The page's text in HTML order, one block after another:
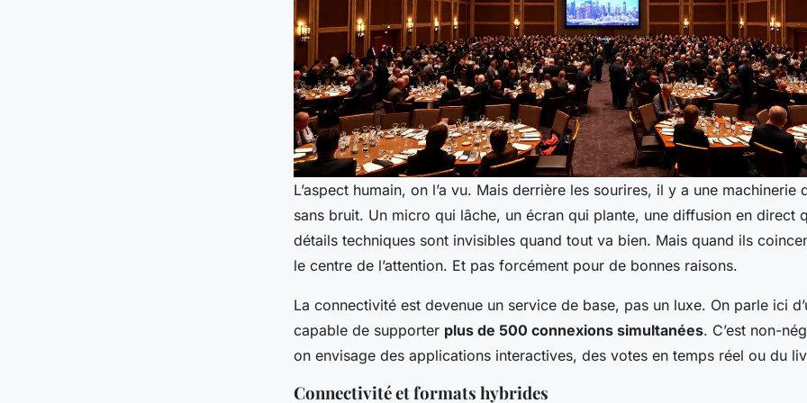
L’aspect humain, on l’a vu. Mais derrière les sourires, il y a une machinerie
sans bruit. Un micro qui lâche, un écran qui plante, une diffusion en direct
détails techniques sont invisibles quand tout va bien. Mais quand ils
le centre de l’attention. Et pas forcément pour de bonnes raisons.
La connectivité est devenue un service de base, pas un luxe. On parle ici
capable de supporter plus de 500 connexions simultanées. C’est non-
on envisage des applications interactives, des votes en temps réel ou du
Connectivité et formats hybrides